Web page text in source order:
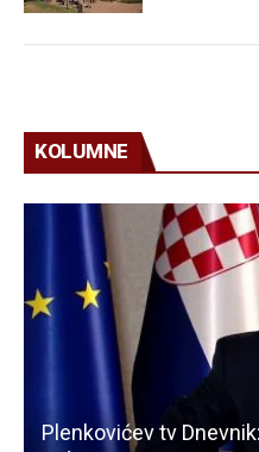
KOLUMNE
Plenkovićev tv